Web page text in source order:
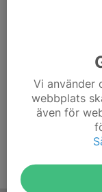
Vi använder
webbplats
även för